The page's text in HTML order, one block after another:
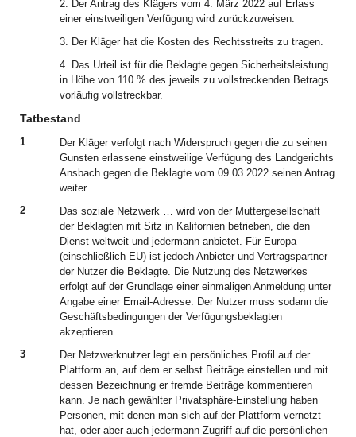
2. Der Antrag des Klägers vom 4. März 2022 auf Erlass
einer einstweiligen Verfügung wird zurückzuweisen.
3. Der Kläger hat die Kosten des Rechtsstreits zu tragen.
4. Das Urteil ist für die Beklagte gegen Sicherheitsleistung
in Höhe von 110 % des jeweils zu vollstreckenden Betrags
vorläufig vollstreckbar.
Tatbestand
1
Der Kläger verfolgt nach Widerspruch gegen die zu seinen
Gunsten erlassene einstweilige Verfügung des Landgerichts
Ansbach gegen die Beklagte vom 09.03.2022 seinen Antrag
weiter.
2
Das soziale Netzwerk … wird von der Muttergesellschaft
der Beklagten mit Sitz in Kalifornien betrieben, die den
Dienst weltweit und jedermann anbietet. Für Europa
(einschließlich EU) ist jedoch Anbieter und Vertragspartner
der Nutzer die Beklagte. Die Nutzung des Netzwerkes
erfolgt auf der Grundlage einer einmaligen Anmeldung unter
Angabe einer Email-Adresse. Der Nutzer muss sodann die
Geschäftsbedingungen der Verfügungsbeklagten
akzeptieren.
3
Der Netzwerknutzer legt ein persönliches Profil auf der
Plattform an, auf dem er selbst Beiträge einstellen und mit
dessen Bezeichnung er fremde Beiträge kommentieren
kann. Je nach gewählter Privatsphäre-Einstellung haben
Personen, mit denen man sich auf der Plattform vernetzt
hat, oder aber auch jedermann Zugriff auf die persönlichen